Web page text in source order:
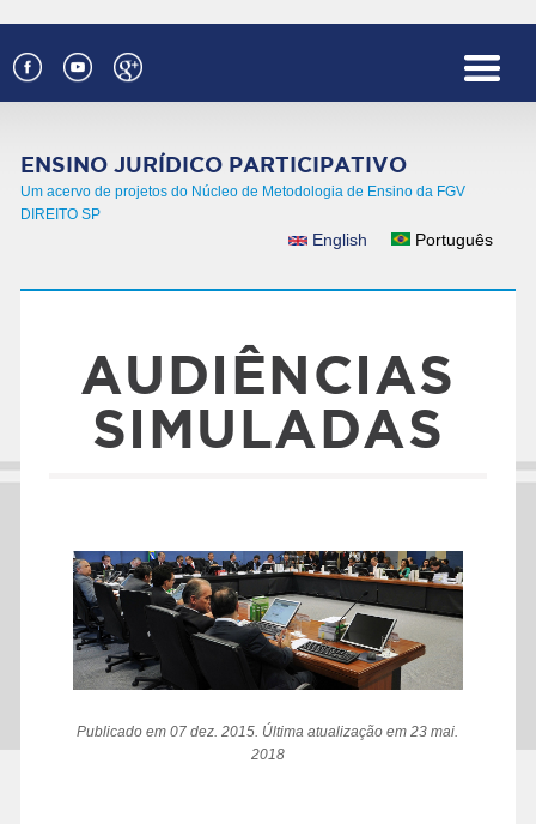
ENSINO JURÍDICO PARTICIPATIVO
Um acervo de projetos do Núcleo de Metodologia de Ensino da FGV
DIREITO SP
IDIOMAS
English Português
AUDIÊNCIAS
SIMULADAS
Publicado em 07 dez. 2015. Última atualização em 23 mai.
2018